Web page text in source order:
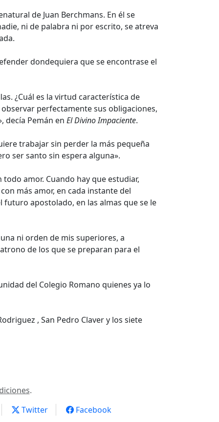
de Juan Berchmans. En él se
ni de palabra ni por escrito, se atreva
dondequiera que se encontrase el
¿Cuál es la virtud característica de
perfectamente sus obligaciones,
decía Pemán en El Divino Impaciente.
trabajar sin perder la más pequeña
ser santo sin espera alguna».
amor. Cuando hay que estudiar,
más amor, en cada instante del
apostolado, en las almas que se le
ni orden de mis superiores, a
de los que se preparan para el
del Colegio Romano quienes ya lo
, San Pedro Claver y los siete
.
Twitter Facebook